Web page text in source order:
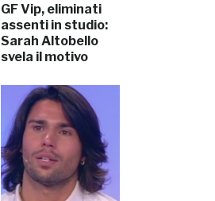
GF Vip, eliminati
assenti in studio:
Sarah Altobello
svela il motivo